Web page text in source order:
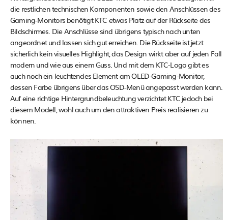
die restlichen technischen Komponenten sowie den Anschlüssen des
Gaming-Monitors benötigt KTC etwas Platz auf der Rückseite des
Bildschirmes. Die Anschlüsse sind übrigens typisch nach unten
angeordnet und lassen sich gut erreichen. Die Rückseite ist jetzt
sicherlich kein visuelles Highlight, das Design wirkt aber auf jeden Fall
modern und wie aus einem Guss. Und mit dem KTC-Logo gibt es
auch noch ein leuchtendes Element am OLED-Gaming-Monitor,
dessen Farbe übrigens über das OSD-Menü angepasst werden kann.
Auf eine richtige Hintergrundbeleuchtung verzichtet KTC jedoch bei
diesem Modell, wohl auch um den attraktiven Preis realisieren zu
können.